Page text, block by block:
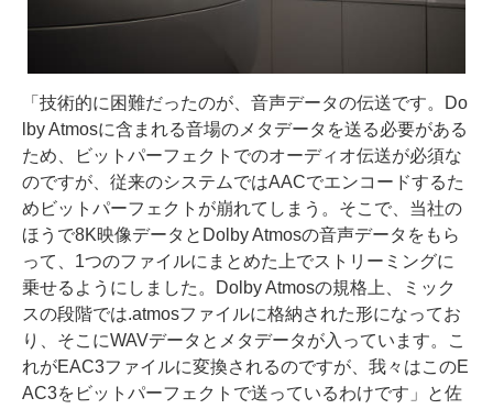
「技術的に困難だったのが、音声データの伝送です。Do
lby Atmosに含まれる音場のメタデータを送る必要がある
ため、ビットパーフェクトでのオーディオ伝送が必須な
のですが、従来のシステムではAACでエンコードするた
めビットパーフェクトが崩れてしまう。そこで、当社の
ほうで8K映像データとDolby Atmosの音声データをもら
って、1つのファイルにまとめた上でストリーミングに
乗せるようにしました。Dolby Atmosの規格上、ミック
スの段階では.atmosファイルに格納された形になってお
り、そこにWAVデータとメタデータが入っています。こ
れがEAC3ファイルに変換されるのですが、我々はこのE
AC3をビットパーフェクトで送っているわけです」と佐